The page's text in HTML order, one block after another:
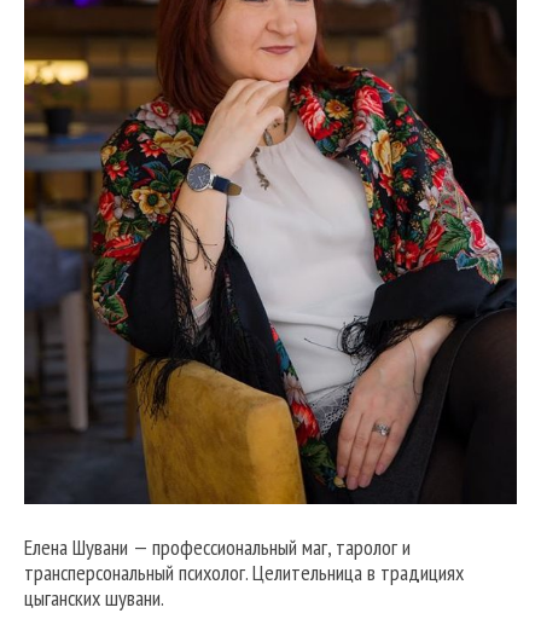
Елена Шувани — профессиональный маг, таролог и
трансперсональный психолог. Целительница в традициях
цыганских шувани.